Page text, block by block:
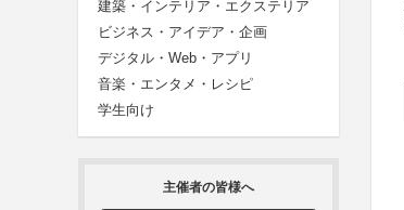
建築・インテリア・エクステリア
ビジネス・アイデア・企画
デジタル・Web・アプリ
音楽・エンタメ・レシピ
学生向け
主催者の皆様へ